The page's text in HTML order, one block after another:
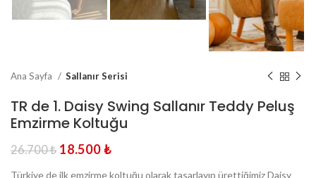
Ana Sayfa Sallanır Serisi
TR de 1. Daisy Swing Sallanır Teddy Peluş
Emzirme Koltuğu
26.700₺ 18.500₺
Türkiye de ilk emzirme koltuğu olarak tasarlayıp ürettiğimiz Daisy